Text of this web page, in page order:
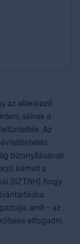
az ellenkező
akinek a
Az
bizonyításának
kérheti a
(SZTNH), hogy
amit – az
elfogadni.